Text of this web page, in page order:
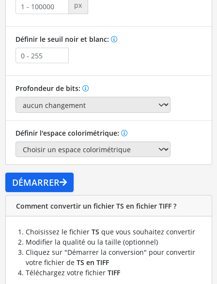
px
Définir le seuil noir et blanc:
Profondeur de bits:
Définir l'espace colorimétrique:
DÉMARRER
Comment convertir un fichier TS en fichier TIFF ?
Choisissez le fichier TS que vous souhaitez convertir
Modifier la qualité ou la taille (optionnel)
Cliquez sur "Démarrer la conversion" pour convertir
votre fichier de TS en TIFF
Téléchargez votre fichier TIFF